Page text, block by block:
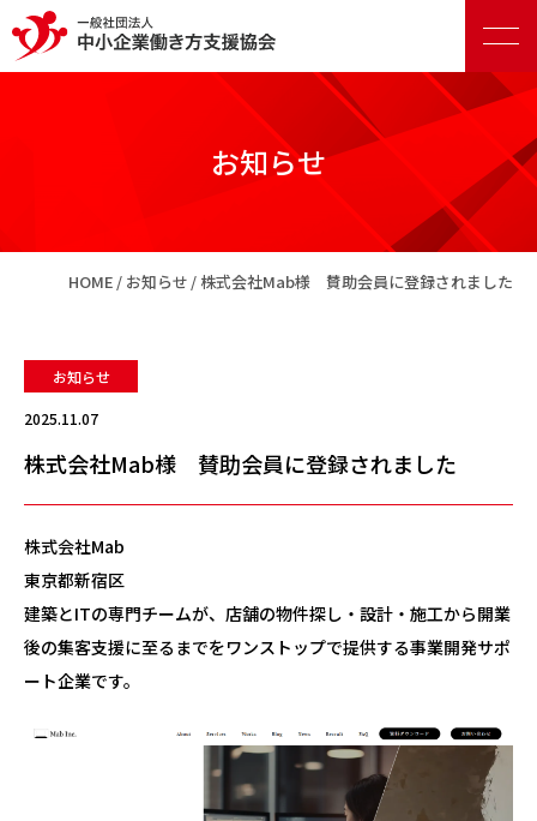
お知らせ
HOME お知らせ 株式会社Mab様 賛助会員に登録されました
お知らせ
2025.11.07
株式会社Mab様 賛助会員に登録されました
株式会社Mab
東京都新宿区
建築とITの専門チームが、店舗の物件探し・設計・施工から開業
後の集客支援に至るまでをワンストップで提供する事業開発サポ
ート企業です。